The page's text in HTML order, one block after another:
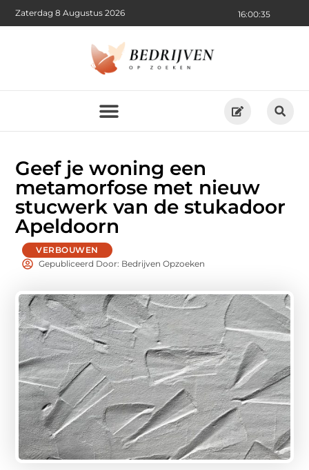
16:00:37
Zaterdag 8 Augustus 2026
Geef je woning een
metamorfose met nieuw
stucwerk van de stukadoor
Apeldoorn
VERBOUWEN
Gepubliceerd Door: Bedrijven Opzoeken